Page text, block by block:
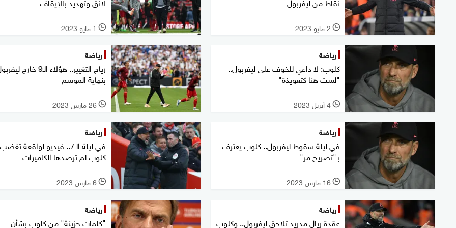
l 2 مايو 2023 l 1 مايو 2023
رياضة
كلوب: لا داعي للخوف على ليفربول..
"لست هنا كتعويذة"
l 4 أبريل 2023
رياضة
رياح التغيير.. هؤلاء الـ9 خارج
بنهاية الموسم
l 26 مارس 2023
رياضة
في ليلة سقوط ليفربول.. كلوب يعترف
بـ"تصريح مر"
l 16 مارس 2023
رياضة
في ليلة الـ7.. فيديو لواقعة تغضب
كلوب لم ترصدها الكاميرات
l 6 مارس 2023
رياضة
عقدة ريال مدريد تلاحق ليفربول.. وكلوب
رياضة
"كلمات حزينة" من كلوب بشأن